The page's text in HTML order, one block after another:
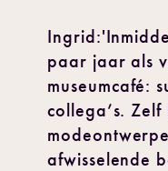
paar jaar als
museumcafé:
collega’s.
afwisselende